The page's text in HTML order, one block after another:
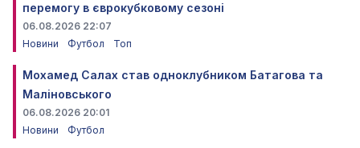
перемогу в єврокубковому сезоні
06.08.2026 22:07
Новини
Футбол Топ
Мохамед Салах став одноклубником Батагова та
Маліновського
06.08.2026 20:01
Новини
Футбол